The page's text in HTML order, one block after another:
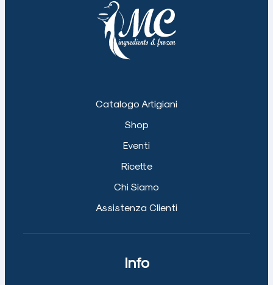
Catalogo Artigiani
Shop
Eventi
Ricette
Chi Siamo
Assistenza Clienti
Info